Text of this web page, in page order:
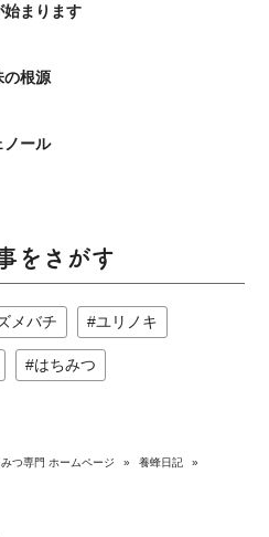
始まります
の根源
ノール
をさがす
メバチ ユリノキ
はちみつ
つ専門 ホームページ » 養蜂日記
»